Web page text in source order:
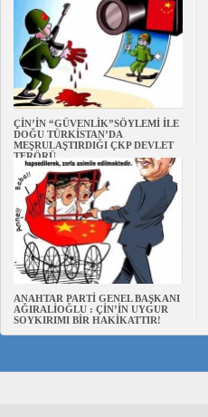
ÇİN’İN “GÜVENLİK”SÖYLEMİ İLE
DOĞU TÜRKİSTAN’DA
MEŞRULAŞTIRDIĞI ÇKP DEVLET
TERÖRÜ
ANAHTAR PARTİ GENEL BAŞKANI
AĞIRALİOĞLU : ÇİN’İN UYGUR
SOYKIRIMI BİR HAKİKATTIR!